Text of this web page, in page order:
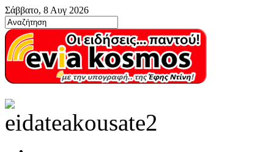
Σάββατο, 8 Αυγ 2026